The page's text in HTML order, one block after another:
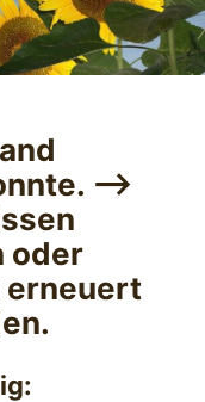
—>
oder
erneuert